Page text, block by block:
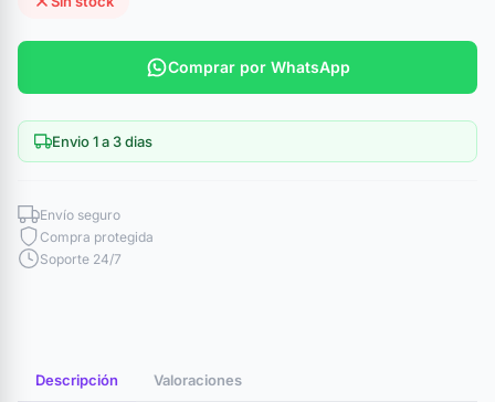
Comprar por WhatsApp
Envio 1 a 3 dias
Envío seguro
Compra protegida
Soporte 24/7
Descripción Valoraciones